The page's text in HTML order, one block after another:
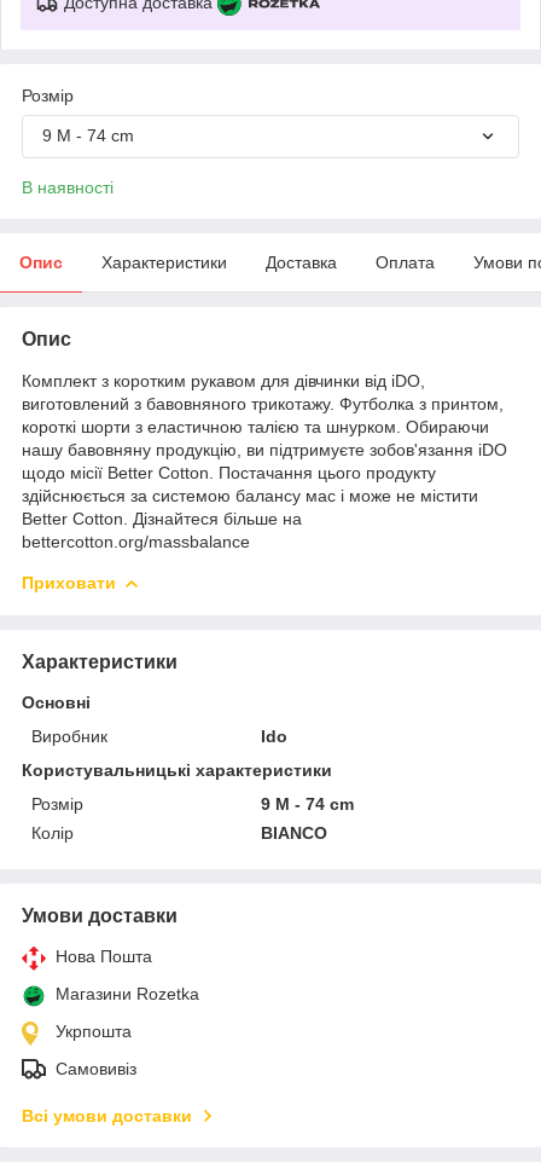
Розмір
9 M - 74 cm
В наявності
Опис Характеристики Доставка Оплата Умови
Опис
Комплект з коротким рукавом для дівчинки від iDO,
виготовлений з бавовняного трикотажу. Футболка з принтом,
короткі шорти з еластичною талією та шнурком. Обираючи
нашу бавовняну продукцію, ви підтримуєте зобов'язання iDO
щодо місії Better Cotton. Постачання цього продукту
здійснюється за системою балансу мас і може не містити
Better Cotton. Дізнайтеся більше на
bettercotton.org/massbalance
Приховати
Характеристики
Основні
Виробник
Ido
Користувальницькі характеристики
Розмір
9 M - 74 cm
Колір
BIANCO
Умови доставки
Нова Пошта
Магазини Rozetka
Укрпошта
Самовивіз
Всі умови доставки